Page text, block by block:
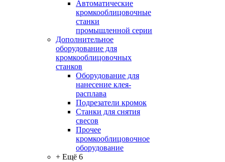
Автоматические
кромкооблицовочные
станки
промышленной серии
Дополнительное
оборудование для
кромкооблицовочных
станков
Оборудование для
нанесение клея-
расплава
Подрезатели кромок
Станки для снятия
свесов
Прочее
кромкооблицовочное
оборудование
+ Ещё 6